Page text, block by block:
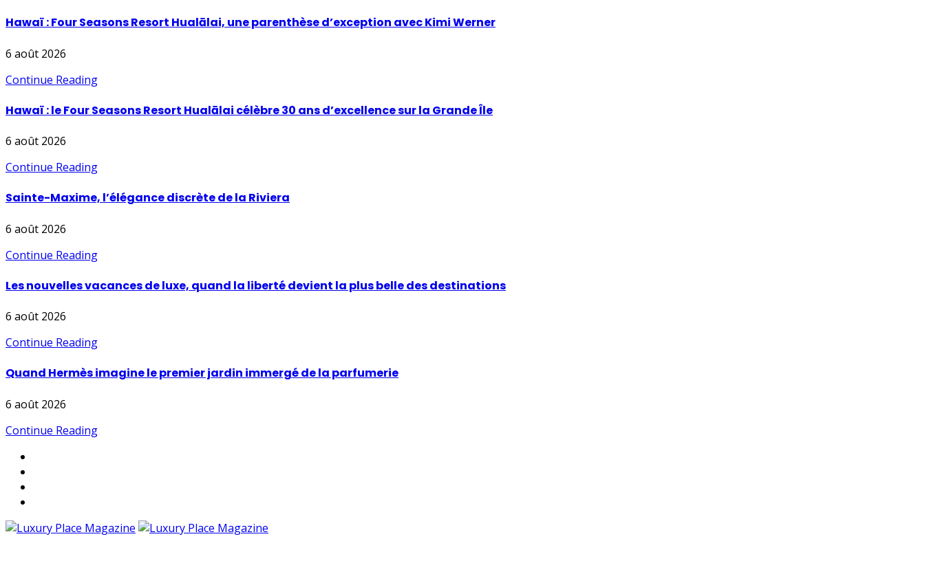
Hawaï : Four Seasons Resort Hualālai, une parenthèse d’exception avec Kimi Werner
6 août 2026
Continue Reading
Hawaï : le Four Seasons Resort Hualālai célèbre 30 ans d’excellence sur la Grande Île
6 août 2026
Continue Reading
Sainte-Maxime, l’élégance discrète de la Riviera
6 août 2026
Continue Reading
Les nouvelles vacances de luxe, quand la liberté devient la plus belle des destinations
6 août 2026
Continue Reading
Quand Hermès imagine le premier jardin immergé de la parfumerie
6 août 2026
Continue Reading